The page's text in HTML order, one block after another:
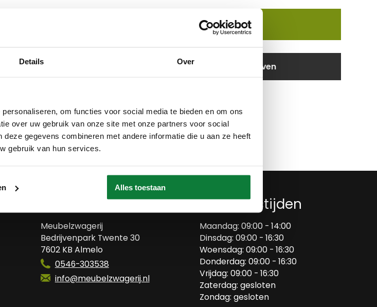
Details Over
om functies voor social media te bieden en om ons
over uw gebruik van onze site met onze partners voor social
gegevens combineren met andere informatie die u aan ze heeft
gebruik van hun services.
Alles toestaan
In winkelmand
Info aanvragen / wensen doorgeven
Meubelzwagerij
Bedrijvenpark Twente 30
7602 KB Almelo
0546-303538
info@meubelzwagerij.nl
Openingstijden
Maandag: 09:00 - 14:00
Dinsdag: 09:00 - 16:30
Woensdag: 09:00 - 16:30
Donderdag: 09:00 - 16:30
Vrijdag: 09:00 - 16:30
Zaterdag: gesloten
Zondag: gesloten